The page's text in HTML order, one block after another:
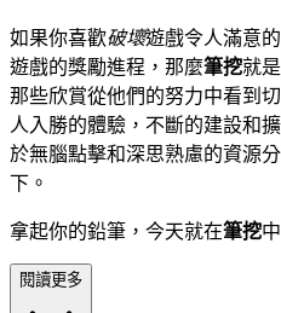
如果你喜歡破壞遊戲令人滿意
遊戲的獎勵進程，那麼筆挖就
那些欣賞從他們的努力中看到
人入勝的體驗，不斷的建設和
於無腦點擊和深思熟慮的資源
下。
拿起你的鉛筆，今天就在筆挖
閱讀更多